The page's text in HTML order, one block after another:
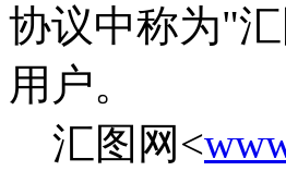
协议中称为"
用户。
汇图网<